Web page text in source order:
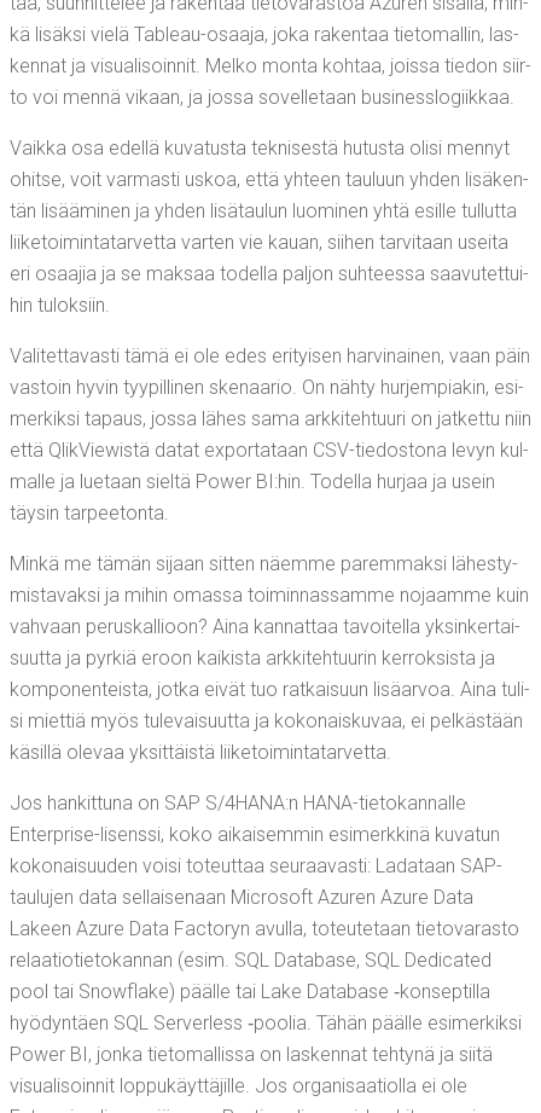
kä lisäk­si vie­lä Tableau-osaa­ja, joka raken­taa tie­to­mal­lin, las­
ken­nat ja visua­li­soin­nit. Mel­ko mon­ta koh­taa, jois­sa tie­don siir­
to voi men­nä vikaan, ja jos­sa sovel­le­taan businesslogiikkaa.
Vaik­ka osa edel­lä kuva­tus­ta tek­ni­ses­tä hutus­ta oli­si men­nyt
ohit­se, voit var­mas­ti uskoa, että yhteen tau­luun yhden lisä­ken­
tän lisää­mi­nen ja yhden lisä­tau­lun luo­mi­nen yhtä esil­le tul­lut­ta
lii­ke­toi­min­ta­tar­vet­ta var­ten vie kau­an, sii­hen tar­vi­taan usei­ta
eri osaa­jia ja se mak­saa todel­la pal­jon suh­tees­sa saa­vu­tet­tui­
hin tuloksiin.
Vali­tet­ta­vas­ti tämä ei ole edes eri­tyi­sen har­vi­nai­nen, vaan päin
vas­toin hyvin tyy­pil­li­nen ske­naa­rio. On näh­ty hur­jem­pia­kin, esi­
mer­kik­si tapaus, jos­sa lähes sama ark­ki­teh­tuu­ri on jat­ket­tu niin
että Qli­kViewis­tä datat expor­ta­taan CSV-tie­dos­to­na levyn kul­
mal­le ja lue­taan siel­tä Power BI:hin. Todel­la hur­jaa ja usein
täy­sin tarpeetonta.
Min­kä me tämän sijaan sit­ten näem­me parem­mak­si lähes­ty­
mis­ta­vak­si ja mihin omas­sa toi­min­nas­sam­me nojaam­me kuin
vah­vaan perus­kal­lioon? Aina kan­nat­taa tavoi­tel­la yksin­ker­tai­
suut­ta ja pyr­kiä eroon kai­kis­ta ark­ki­teh­tuu­rin ker­rok­sis­ta ja
kom­po­nen­teis­ta, jot­ka eivät tuo rat­kai­suun lisä­ar­voa. Aina tuli­
si miet­tiä myös tule­vai­suut­ta ja koko­nais­ku­vaa, ei pel­käs­tään
käsil­lä ole­vaa yksit­täis­tä liiketoimintatarvetta.
Jos han­kit­tu­na on SAP S/4HANA:n HANA-tie­to­kan­nal­le
Enterpri­se-lisens­si, koko aikai­sem­min esi­merk­ki­nä kuva­tun
koko­nai­suu­den voi­si toteut­taa seu­raa­vas­ti: Lada­taan SAP-
tau­lu­jen data sel­lai­se­naan Mic­ro­soft Azu­ren Azu­re Data
Lakeen Azu­re Data Fac­to­ryn avul­la, toteu­te­taan tie­to­va­ras­to
relaa­tio­tie­to­kan­nan (esim. SQL Data­ba­se, SQL Dedica­ted
pool tai Snow­fla­ke) pääl­le tai Lake Data­ba­se ‑kon­sep­til­la
hyö­dyn­täen SQL Ser­ver­less ‑poo­lia. Tähän pääl­le esi­mer­kik­si
Power BI, jon­ka tie­to­mal­lis­sa on las­ken­nat teh­ty­nä ja sii­tä
visua­li­soin­nit lop­pu­käyt­tä­jil­le. Jos orga­ni­saa­tiol­la ei ole